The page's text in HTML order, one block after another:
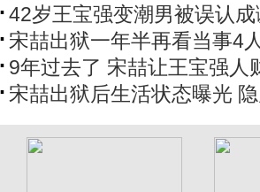
42岁王宝强变潮男被误认
宋喆出狱一年半再看当事4
9年过去了 宋喆让王宝强人
宋喆出狱后生活状态曝光